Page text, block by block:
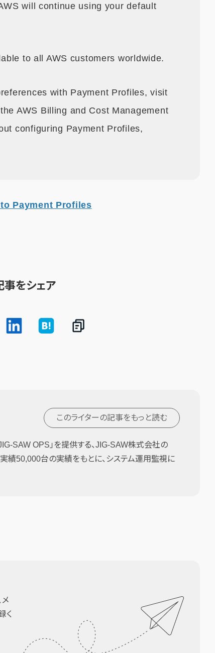
will continue using your default
to all AWS customers worldwide.
with Payment Profiles, visit
AWS Billing and Cost Management
configuring Payment Profiles,
Payment Profiles
事をシェア
このライターの記事をもっと読む
SAW OPS」を提供する、JIG-SAW株式会社の
50,000台の実績をもとに、システム運用監視に
メ
く